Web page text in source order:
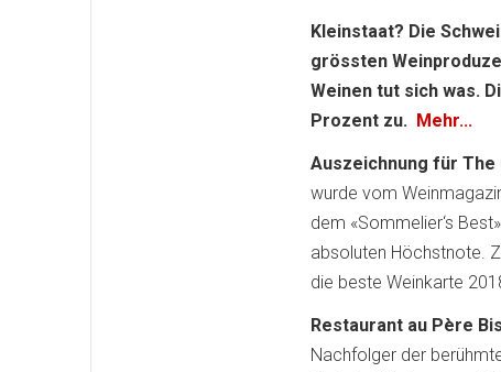
Kleinstaat? Die
grössten
Weinen tut sich was.
Prozent zu. Mehr...
Auszeichnung für The
wurde vom
dem «Sommelier‘s
absoluten Höchstnote.
die beste Weinkarte
Restaurant au Père
Nachfolger der